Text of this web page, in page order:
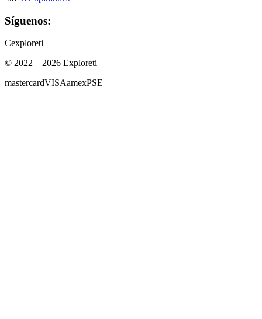
Síguenos:
Cexploreti
© 2022 – 2026 Exploreti
mastercardVISAamexPSE